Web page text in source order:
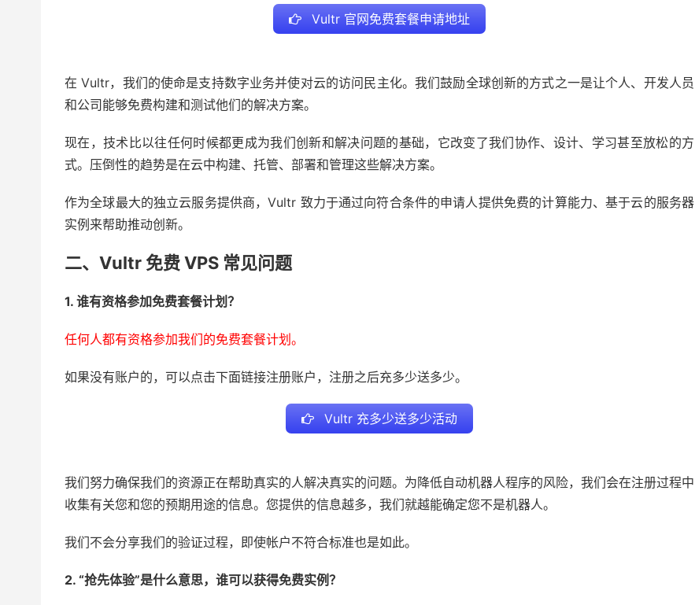
Vultr 官网免费套餐申请地址
在 Vultr，我们的使命是支持数字业务并使对云的访问民主化。我们鼓励全球创新的方式之一是让个人、开发人员
和公司能够免费构建和测试他们的解决方案。
现在，技术比以往任何时候都更成为我们创新和解决问题的基础，它改变了我们协作、设计、学习甚至放松的方
式。压倒性的趋势是在云中构建、托管、部署和管理这些解决方案。
作为全球最大的独立云服务提供商，Vultr 致力于通过向符合条件的申请人提供免费的计算能力、基于云的服务器
实例来帮助推动创新。
二、Vultr 免费 VPS 常见问题
1. 谁有资格参加免费套餐计划？
任何人都有资格参加我们的免费套餐计划。
如果没有账户的，可以点击下面链接注册账户，注册之后充多少送多少。
Vultr 充多少送多少活动
我们努力确保我们的资源正在帮助真实的人解决真实的问题。为降低自动机器人程序的风险，我们会在注册过程中
收集有关您和您的预期用途的信息。您提供的信息越多，我们就越能确定您不是机器人。
我们不会分享我们的验证过程，即使帐户不符合标准也是如此。
2. “抢先体验”是什么意思，谁可以获得免费实例？